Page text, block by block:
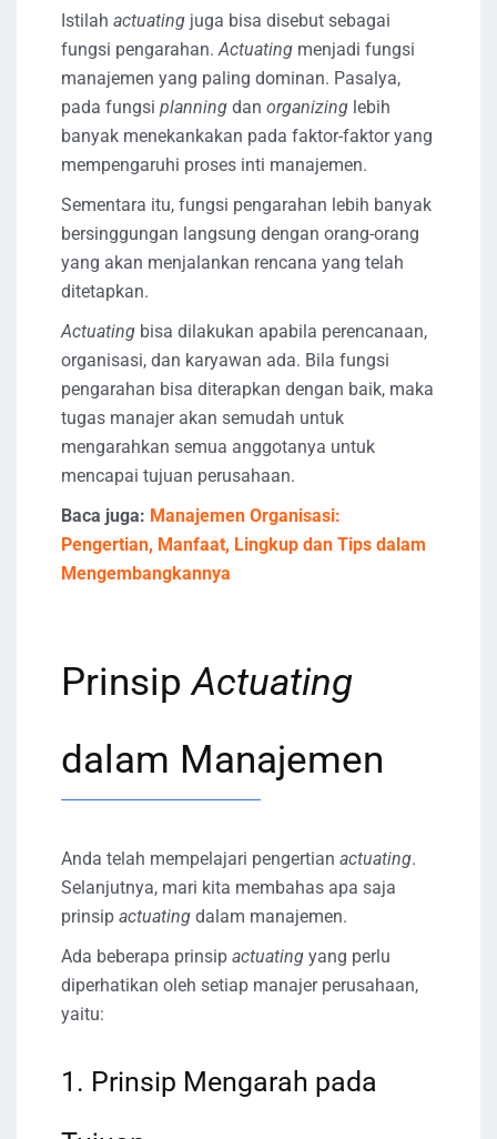
Istilah actuating juga bisa disebut sebagai
fungsi pengarahan.Actuating menjadi fungsi
manajemen yang paling dominan. Pasalya,
pada fungsi planning dan organizing lebih
banyak menekankakan pada faktor-faktor yang
mempengaruhi proses inti manajemen.
Sementara itu, fungsi pengarahan lebih banyak
bersinggungan langsung dengan orang-orang
yang akan menjalankan rencana yang telah
ditetapkan.
Actuating bisa dilakukan apabila perencanaan,
organisasi, dan karyawan ada. Bila fungsi
pengarahan bisa diterapkan dengan baik, maka
tugas manajer akan semudah untuk
mengarahkan semua anggotanya untuk
mencapai tujuan perusahaan.
Baca juga: Manajemen Organisasi:
Pengertian, Manfaat, Lingkup dan Tips dalam
Mengembangkannya
PrinsipActuating
dalam Manajemen
Anda telah mempelajari pengertian actuating.
Selanjutnya, mari kita membahas apa saja
prinsip actuating dalam manajemen.
Ada beberapa prinsip actuating yang perlu
diperhatikan oleh setiap manajer perusahaan,
yaitu:
1. Prinsip Mengarah pada